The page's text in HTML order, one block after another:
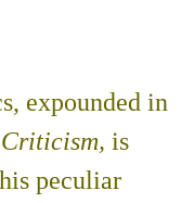
expounded in
is
peculiar